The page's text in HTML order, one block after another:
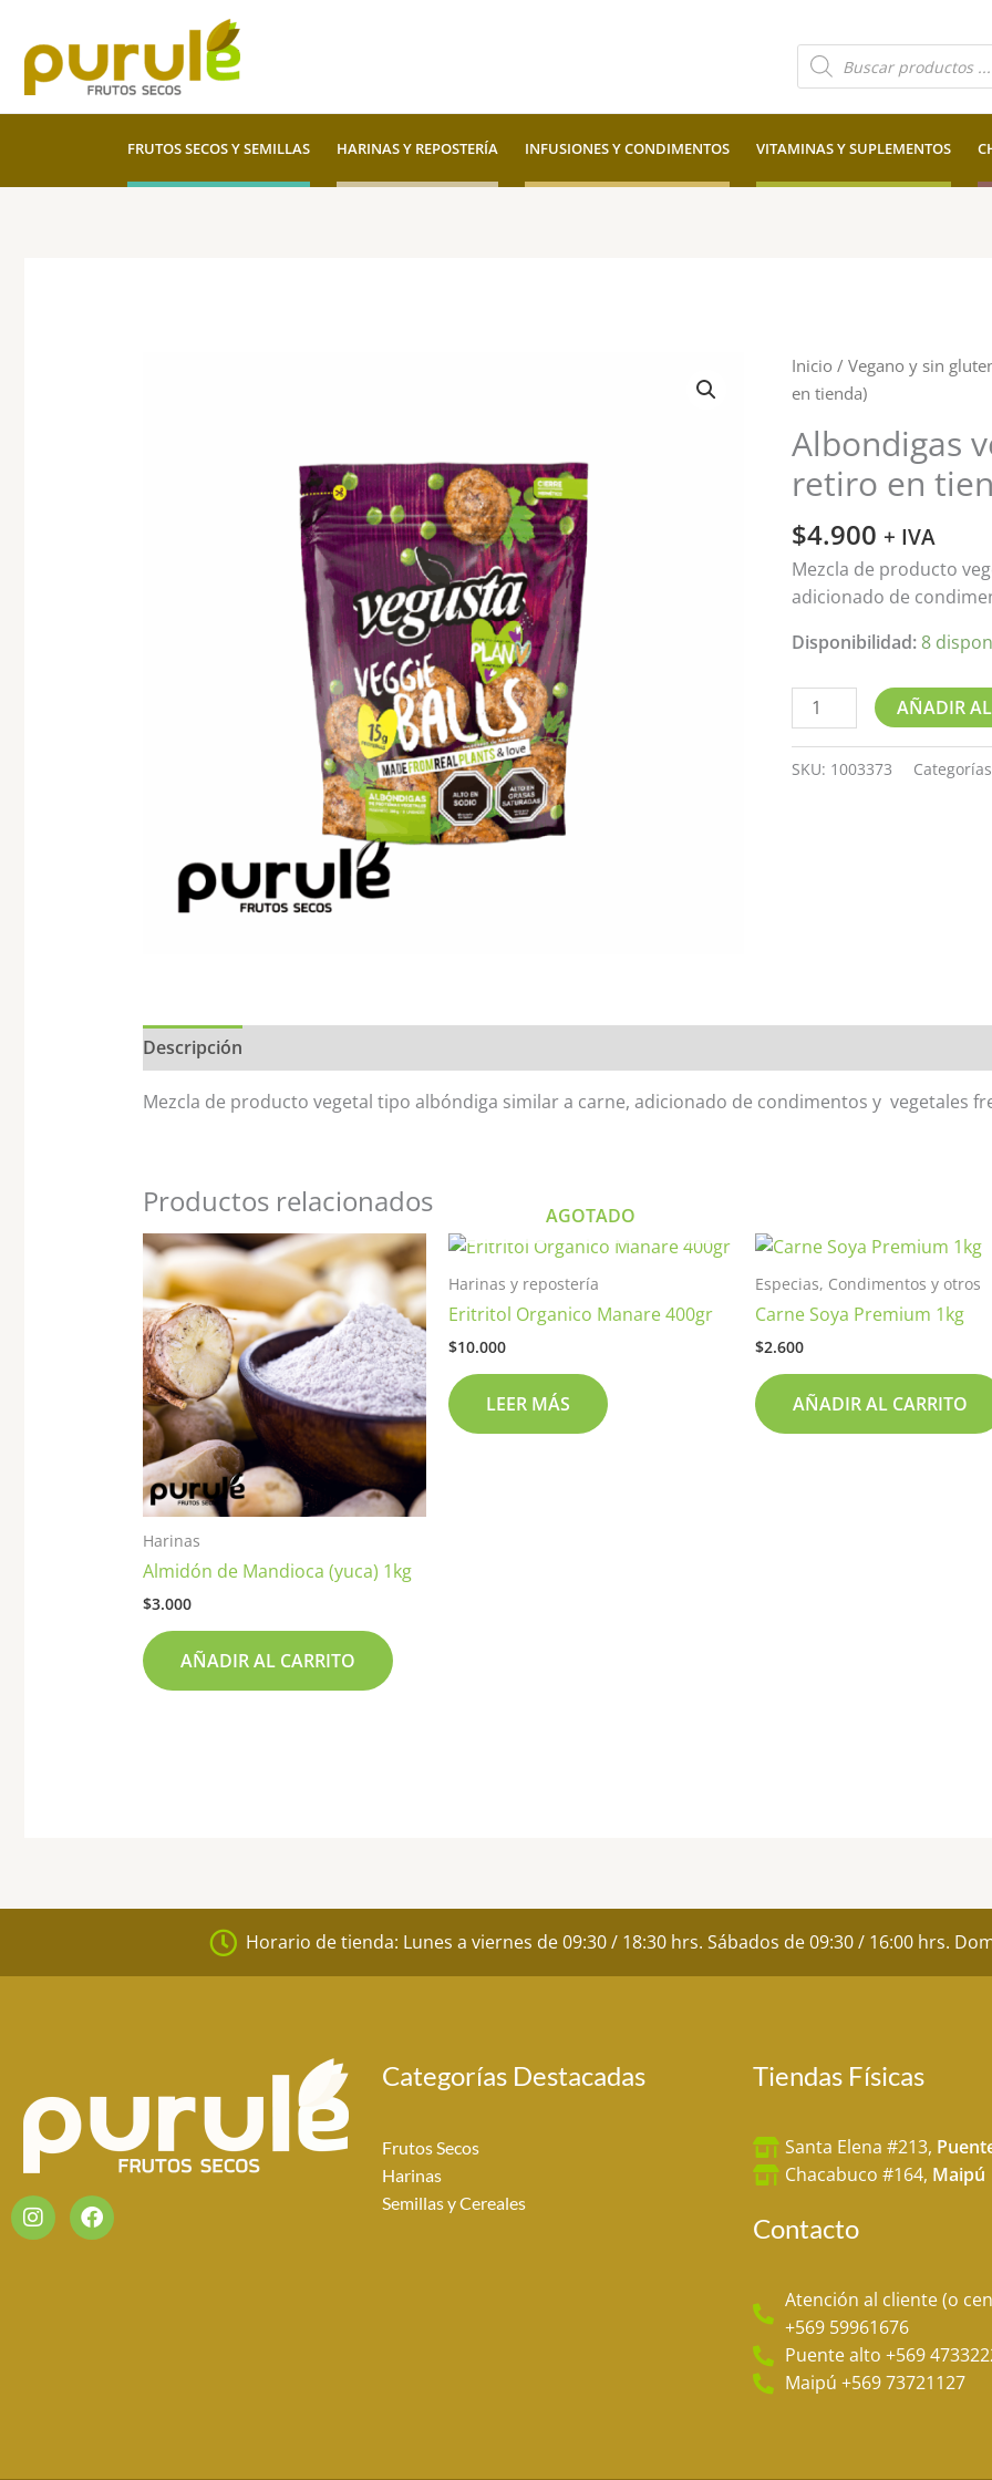
contenido
Búsqueda
de
productos
FRUTOS SECOS Y SEMILLAS HARINAS Y REPOSTERÍA INFUSIONES Y CONDIMENTOS VITAMINAS Y SUPLEMENTOS
Inicio /Vegano y sin
en tienda)
Albondigas
retiro en
$4.900 + IVA
Mezcla de producto
adicionado de
Disponibilidad: 8
Albondigas
veggeball
(Solo
retiro
en
tienda)
cantidad
AÑADIR
SKU: 1003373
Descripción
Mezcla de producto vegetal tipo albóndiga similar a carne, adicionado de condimentos y vegetales
Productos relacionados
Harinas
Almidón de Mandioca (yuca) 1kg
$3.000
AÑADIR AL CARRITO
AGOTADO
Harinas y repostería
Eritritol Organico Manare 400gr
$10.000
LEER MÁS
Especias, Condimentos y otros
Carne Soya Premium 1kg
$2.600
AÑADIR AL CARRITO
Horario de tienda: Lunes a viernes de 09:30 / 18:30 hrs. Sábados de 09:30 / 16:00 hrs.
I
n
s
F
a
c
Categorías Destacadas
Frutos Secos
Harinas
Semillas y Cereales
Tiendas Físicas
Santa Elena #213,
Chacabuco #164, Maipú
Contacto
Atención al cliente (o
+569 59961676
Puente alto +569
Maipú +569 73721127